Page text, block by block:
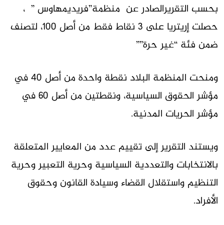
بحسب التقريرالصادر عن منظمة”فريديمهاوس ” ،
حصلت إريتريا على 3 نقاط فقط من أصل 100، لتصنف
ضمن فئة “غير حرة””
ومنحت المنظمة البلاد نقطة واحدة من أصل 40 في
مؤشر الحقوق السياسية، ونقطتين من أصل 60 في
مؤشر الحريات المدنية.
ويستند التقرير إلى تقييم عدد من المعايير المتعلقة
بالانتخابات والتعددية السياسية وحرية التعبير وحرية
التنظيم واستقلال القضاء وسيادة القانون وحقوق
الأفراد.